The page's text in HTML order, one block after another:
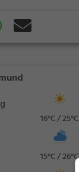
16°C / 25°C
15°C / 26°C